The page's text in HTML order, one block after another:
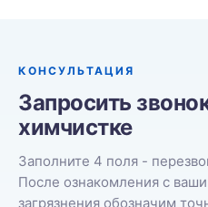
КОНСУЛЬТАЦИЯ
Запросить
химчистке
Заполните 4 поля -
После ознакомления с
загрязнения обозначим